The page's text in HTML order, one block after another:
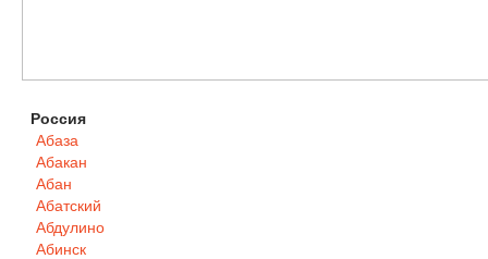
Россия
Абаза
Абакан
Абан
Абатский
Абдулино
Абинск